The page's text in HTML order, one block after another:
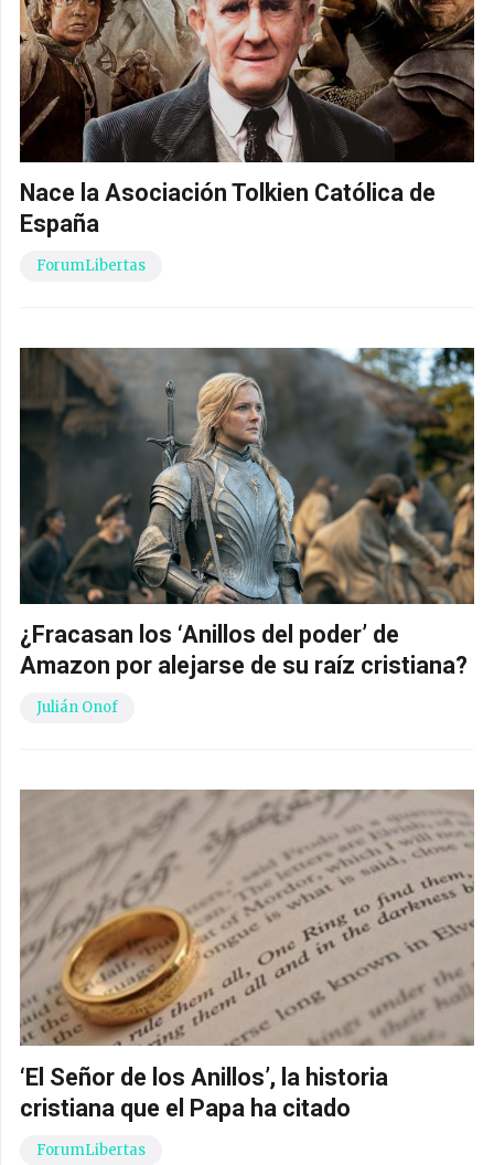
Nace la Asociación Tolkien Católica de
España
ForumLibertas
¿Fracasan los ‘Anillos del poder’ de
Amazon por alejarse de su raíz cristiana?
Julián Onof
‘El Señor de los Anillos’, la historia
cristiana que el Papa ha citado
ForumLibertas